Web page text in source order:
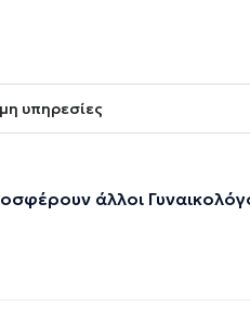
υπηρεσίες
άλλοι